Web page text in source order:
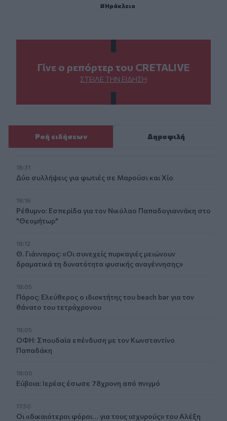
Ηράκλειο
Γίνε ο ρεπόρτερ του CRETALIVE
ΣΤΕΊΛΕ ΤΗΝ ΕΊΔΗΣΗ
Ροή ειδήσεων Δημοφιλή
18:31
Δύο συλλήψεις για φωτιές σε Μαρούσι και Χίο
18:16
Ρέθυμνο: Εσπερίδα για τον Νικόλαο Παπαδογιαννάκη στο
"Θεομήτωρ"
18:12
Θ. Γιάνναρος: «Οι συνεχείς πυρκαγιές μειώνουν
δραματικά τη δυνατότητα φυσικής αναγέννησης»
18:05
Πάρος: Ελεύθερος ο ιδιοκτήτης του beach bar για τον
θάνατο του τετράχρονου
18:05
ΟΦΗ: Σπουδαία επένδυση με τον Κωνσταντίνο
Παπαδάκη
18:00
Εύβοια: Ιερέας έσωσε 78χρονη από πνιγμό
17:50
Οι «δικαιότεροι φόροι… για τους ισχυρούς» του Αλέξη